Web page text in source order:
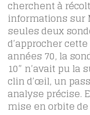
cherchent à
informations sur
seules deux
d’approcher
années 70, la
10” n’avait pu la
clin d’œil, un
analyse précise.
mise en orbite